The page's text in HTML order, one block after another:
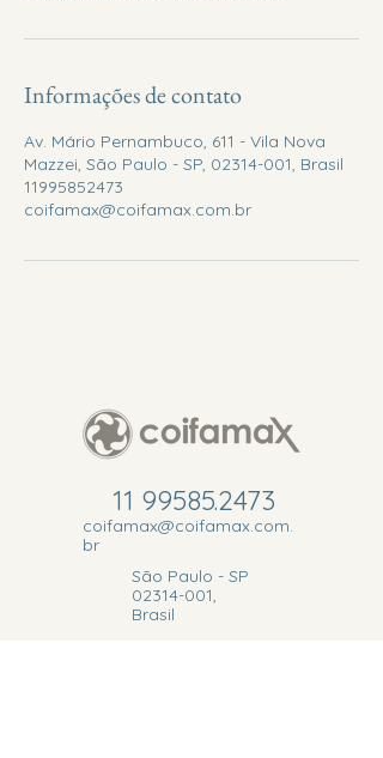
Informações de contato
Av. Mário Pernambuco, 611 - Vila Nova
Mazzei, São Paulo - SP, 02314-001, Brasil
11995852473
coifamax@coifamax.com.br
11 99585.2473
coifamax@coifamax.com.
br
São Paulo - SP
02314-001,
Brasil